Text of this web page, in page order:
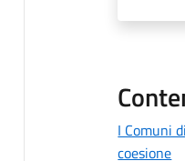
I Comuni
coesione